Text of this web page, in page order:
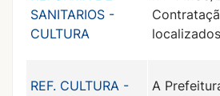
SANITARIOS -
CULTURA
REF. CULTURA -
A